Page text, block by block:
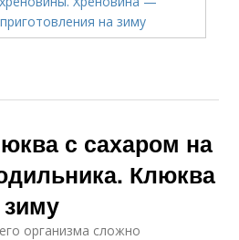
с сахаром на
Клюква
организма сложно